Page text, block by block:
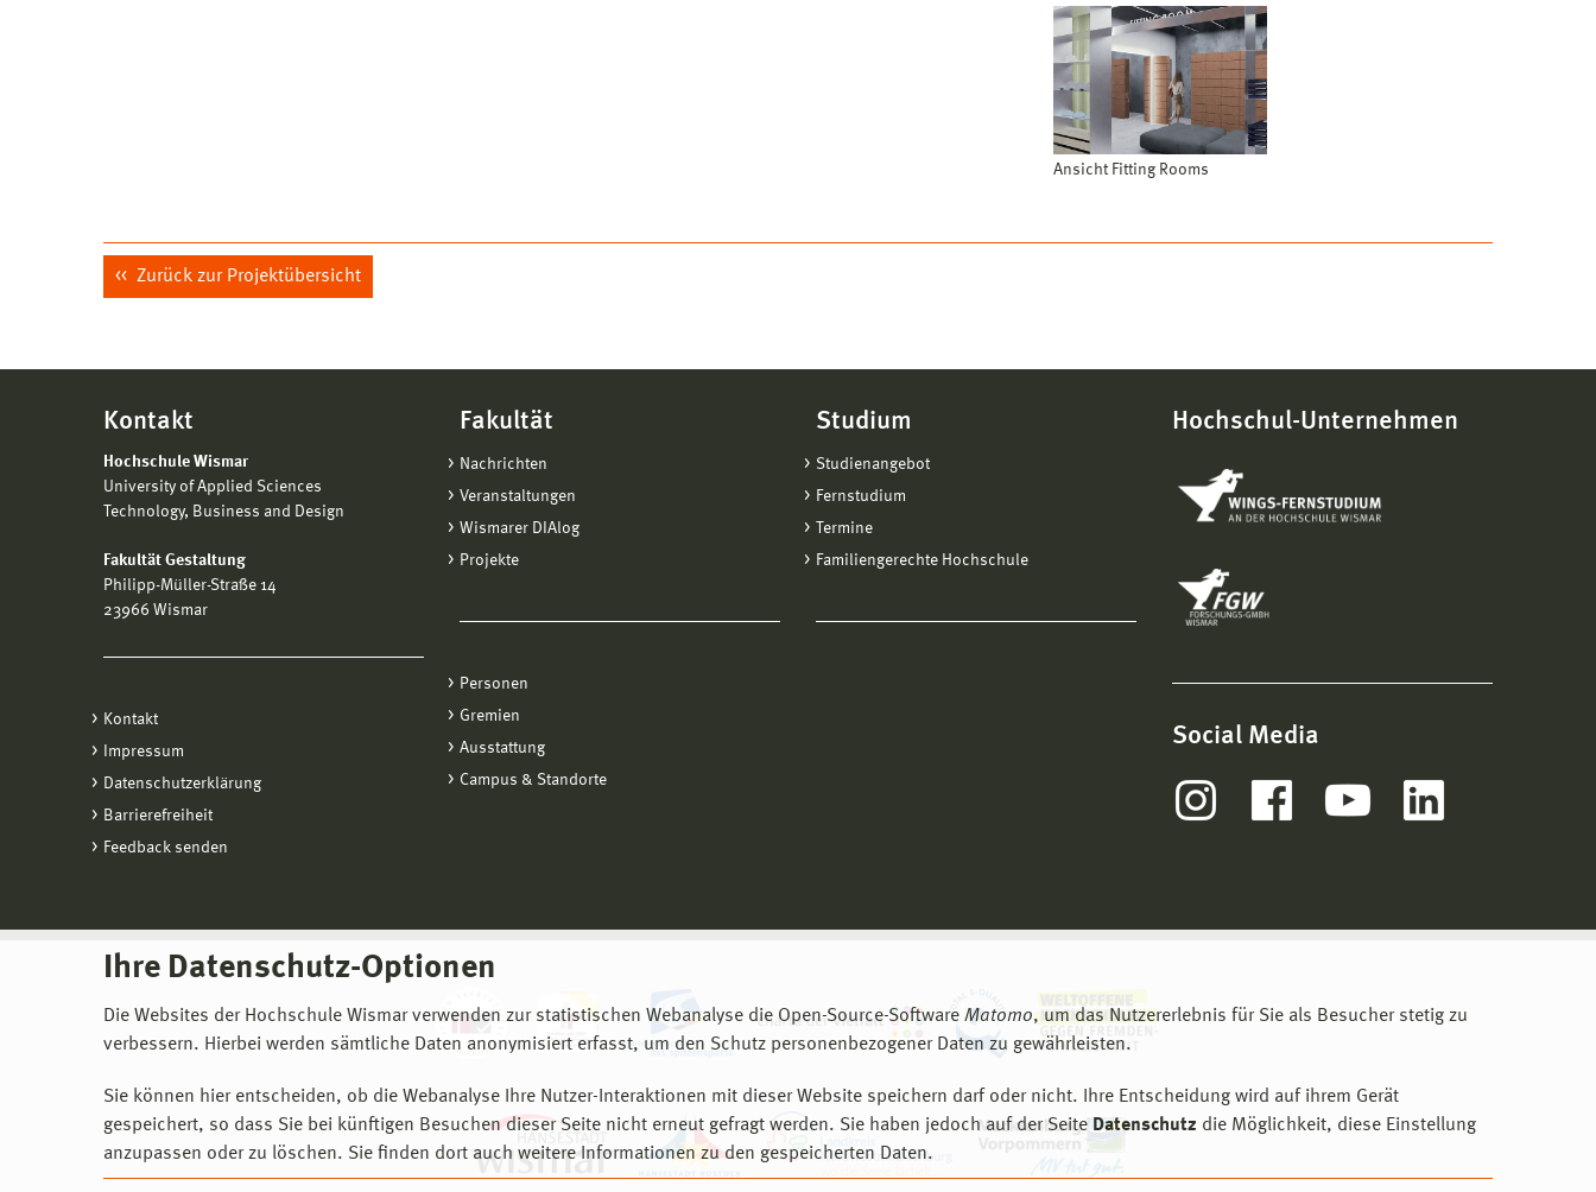
Ihre Datenschutz-Optionen
Die Websites der Hochschule Wismar verwenden zur statistischen Webanalyse die Open-Source-Software Matomo, um das Nutzererlebnis für Sie als Besucher stetig zu
verbessern. Hierbei werden sämtliche Daten anonymisiert erfasst, um den Schutz personenbezogener Daten zu gewährleisten.
Sie können hier entscheiden, ob die Webanalyse Ihre Nutzer-Interaktionen mit dieser Website speichern darf oder nicht. Ihre Entscheidung wird auf ihrem Gerät
gespeichert, so dass Sie bei künftigen Besuchen dieser Seite nicht erneut gefragt werden. Sie haben jedoch auf der Seite Datenschutz die Möglichkeit, diese Einstellung
anzupassen oder zu löschen. Sie finden dort auch weitere Informationen zu den gespeicherten Daten.
Ansicht Fitting Rooms
Zurück zur Projektübersicht
Kontakt
Hochschule Wismar
University of Applied Sciences
Technology, Business and Design
Fakultät Gestaltung
Philipp-Müller-Straße 14
23966 Wismar
Kontakt
Impressum
Datenschutzerklärung
Barrierefreiheit
Feedback senden
Fakultät
Nachrichten
Veranstaltungen
Wismarer DIAlog
Projekte
Personen
Gremien
Ausstattung
Campus & Standorte
Studium
Studienangebot
Fernstudium
Termine
Familiengerechte Hochschule
Hochschul-Unternehmen
Social Media